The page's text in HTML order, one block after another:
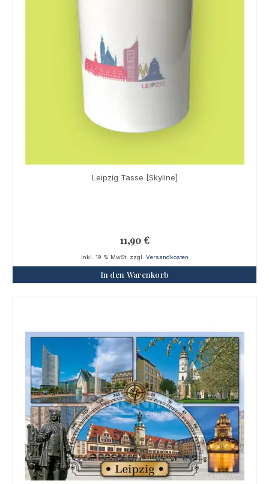
Leipzig Tasse [Skyline]
11,90 €
inkl. 19 % MwSt. zzgl. Versandkosten
In den Warenkorb